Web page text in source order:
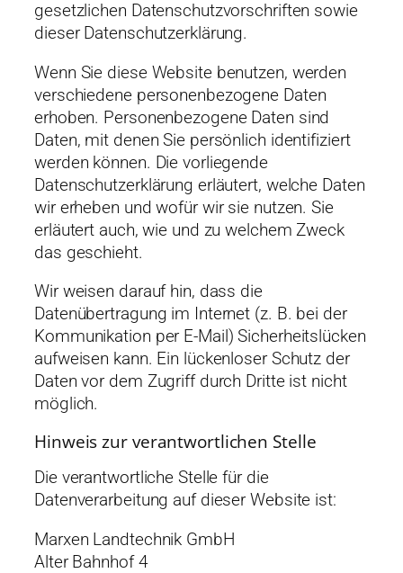
gesetzlichen Datenschutzvorschriften sowie
dieser Datenschutzerklärung.
Wenn Sie diese Website benutzen, werden
verschiedene personenbezogene Daten
erhoben. Personenbezogene Daten sind
Daten, mit denen Sie persönlich identifiziert
werden können. Die vorliegende
Datenschutzerklärung erläutert, welche Daten
wir erheben und wofür wir sie nutzen. Sie
erläutert auch, wie und zu welchem Zweck
das geschieht.
Wir weisen darauf hin, dass die
Datenübertragung im Internet (z. B. bei der
Kommunikation per E-Mail) Sicherheitslücken
aufweisen kann. Ein lückenloser Schutz der
Daten vor dem Zugriff durch Dritte ist nicht
möglich.
Hinweis zur verantwortlichen Stelle
Die verantwortliche Stelle für die
Datenverarbeitung auf dieser Website ist:
Marxen Landtechnik GmbH
Alter Bahnhof 4